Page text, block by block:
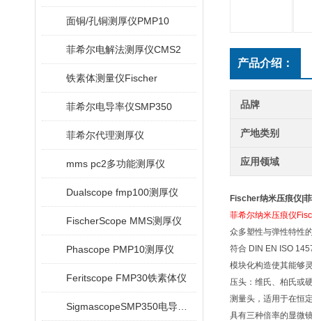
面铜/孔铜测厚仪PMP10
菲希尔电解法测厚仪CMS2
铁素体测量仪Fischer
菲希尔电导率仪SMP350
菲希尔代理测厚仪
mms pc2多功能测厚仪
Dualscope fmp100测厚仪
FischerScope MMS测厚仪
Phascope PMP10测厚仪
Feritscope FMP30铁素体仪
产品介绍：
品牌
产地类别
应用领域
Fischer纳米压痕仪|
菲希尔纳米压痕仪
众多塑性与弹性特性
符合 DIN EN ISO
模块化构造使其能够
压头：维氏、柏氏或
测量头，适用于在恒
具有三种倍率的显微